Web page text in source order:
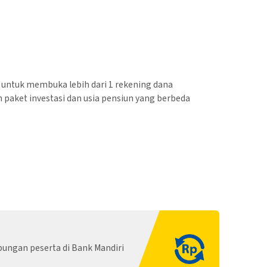
membuka lebih dari 1 rekening dana
investasi dan usia pensiun yang berbeda
peserta di Bank Mandiri